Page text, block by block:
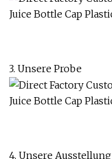
3. Unsere Probe
4. Unsere Ausstellung